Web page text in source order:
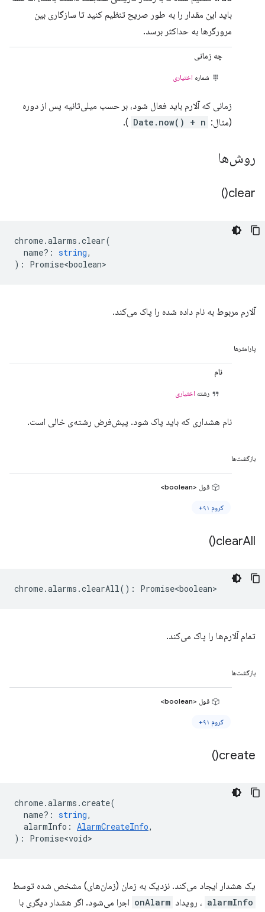
باید این مقدار را به طور صریح تنظیم کنید تا سازگاری بین
مرورگرها به حداکثر برسد.
چه زمانی
شماره اختیاری
زمانی که آلارم باید فعال شود، بر حسب میلی‌ثانیه پس از دوره
(مثال: Date.now() + n
).
روش‌ها
clear(
)
chrome.alarms .clear(
name? : string,
) : Promise<boolean>
آلارم مربوط به نام داده شده را پاک می‌کند.
پارامترها
نام
رشته اختیاری
نام هشداری که باید پاک شود. پیش‌فرض رشته‌ی خالی است.
بازگشت‌ها
قول <boolean>
کروم ۹۱+
clearAll(
)
chrome.alarms .clearAll() : Promise<boolean>
تمام آلارم‌ها را پاک می‌کند.
بازگشت‌ها
قول <boolean>
کروم ۹۱+
create(
)
chrome.alarms .create(
name? : string,
alarmInfo : AlarmCreateInfo,
) : Promise<void>
یک هشدار ایجاد می‌کند. نزدیک به زمان (زمان‌های) مشخص شده توسط
alarmInfo ، رویداد onAlarm اجرا می‌شود. اگر هشدار دیگری با